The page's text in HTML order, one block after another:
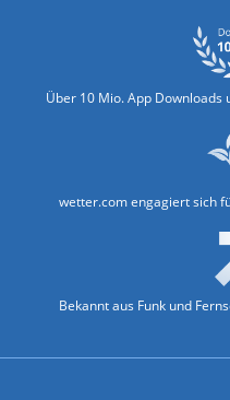
Über 10 Mio. App
wetter.com engagiert sich
Bekannt aus Funk und